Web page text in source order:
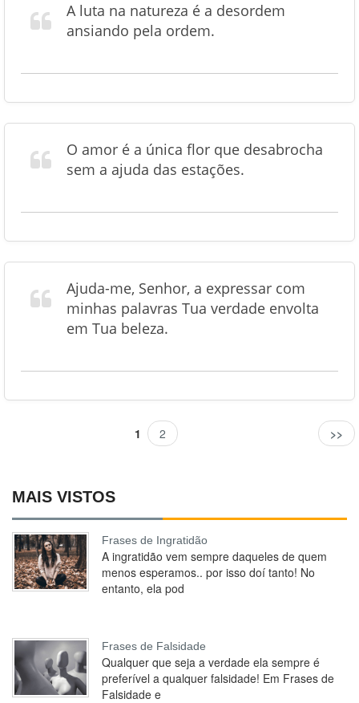
A luta na natureza é a desordem
ansiando pela ordem.
O amor é a única flor que desabrocha
sem a ajuda das estações.
Ajuda-me, Senhor, a expressar com
minhas palavras Tua verdade envolta
em Tua beleza.
1 2 >>
MAIS VISTOS
Frases de Ingratidão
A ingratidão vem sempre daqueles de quem
menos esperamos.. por isso doí tanto! No
entanto, ela pod
Frases de Falsidade
Qualquer que seja a verdade ela sempre é
preferível a qualquer falsidade! Em Frases de
Falsidade e